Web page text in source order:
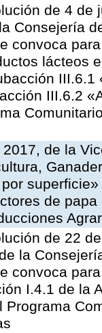
de 4
Consejería
convoca
lácteos
III.6.2
de la
de
de 22
la
convoca
I.4.1 de la
Programa